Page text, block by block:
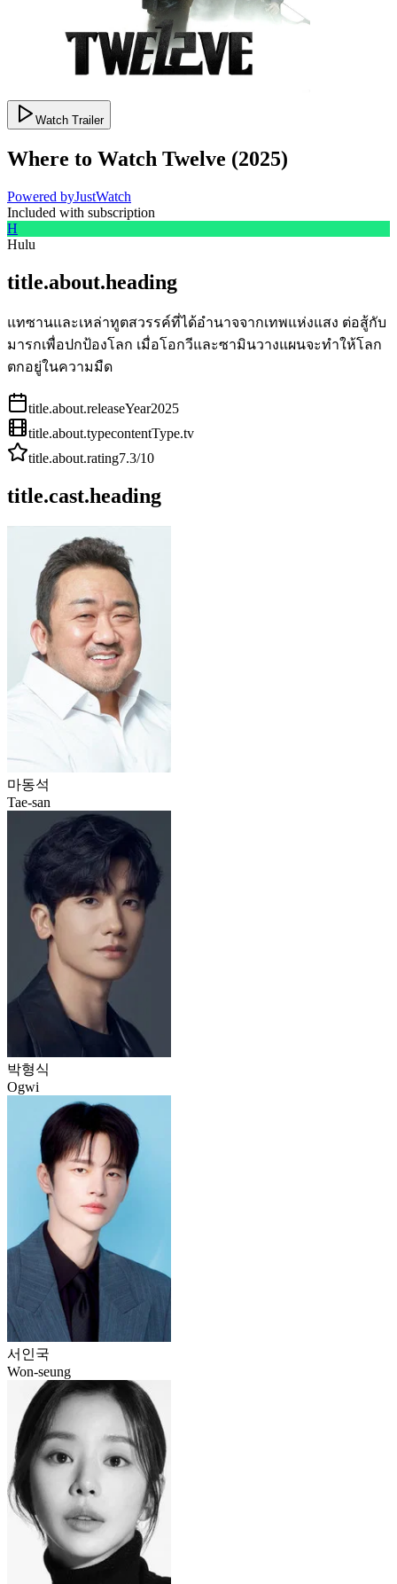
Watch Trailer
Where to Watch Twelve (2025)
Powered byJustWatch
Included with subscription
H
Hulu
title.about.heading
แทซานและเหล่าทูตสวรรค์ที่ได้อำนาจจากเทพแห่งแสง ต่อสู้กับ
มารกเพื่อปกป้องโลก เมื่อโอกวีและซามินวางแผนจะทำให้โลก
ตกอยู่ในความมืด
title.about.releaseYear2025
title.about.typecontentType.tv
title.about.rating7.3/10
title.cast.heading
마동석
Tae-san
박형식
Ogwi
서인국
Won-seung